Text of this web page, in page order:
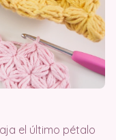
el último pétalo